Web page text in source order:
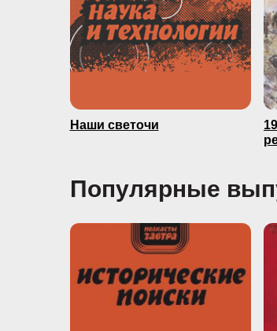
Наши светочи
Популярные